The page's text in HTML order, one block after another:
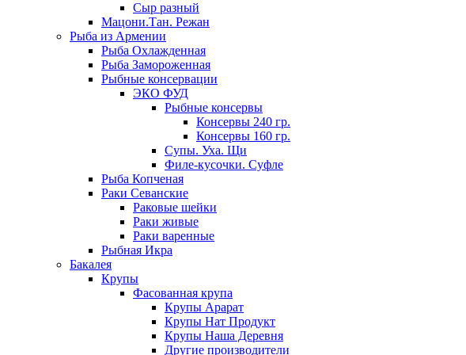
Сыр разный
Мацони.Тан. Режан
Рыба из Армении
Рыба Охлажденная
Рыба Замороженная
Рыбные консервации
ЭКО ФУД
Рыбные консервы
Консервы 240 гр.
Консервы 160 гр.
Супы. Уха. Щи
Филе-кусочки. Суфле
Рыба Копченая
Раки Севанские
Раковые шейки
Раки живые
Раки варенные
Рыбная Икра
Бакалея
Крупы
Фасованная крупа
Крупы Арарат
Крупы Нат Продукт
Крупы Наша Деревня
Другие производители